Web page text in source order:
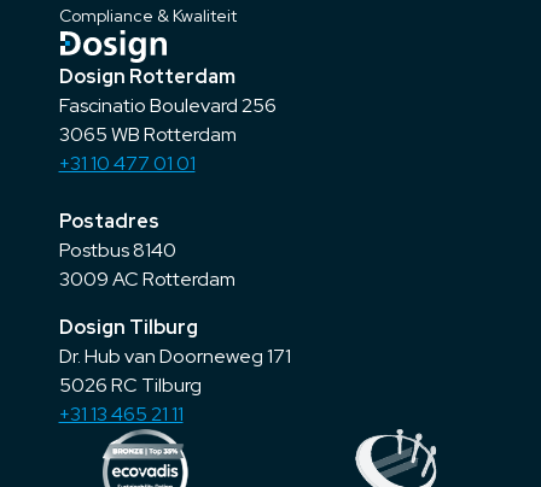
Compliance & Kwaliteit
Dosign Rotterdam
Fascinatio Boulevard 256
3065 WB Rotterdam
+31 10 477 01 01
Postadres
Postbus 8140
3009 AC Rotterdam
Dosign Tilburg
Dr. Hub van Doorneweg 171
5026 RC Tilburg
+31 13 465 21 11